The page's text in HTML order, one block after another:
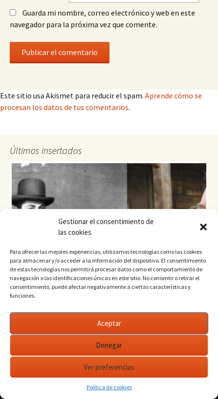
Gestionar el consentimiento de
las cookies
Para ofrecer las mejores experiencias, utilizamos tecnologías como las cookies
para almacenar y/o acceder a la información del dispositivo. El consentimiento
de estas tecnologías nos permitirá procesar datos como el comportamiento de
navegación o las identificaciones únicas en este sitio. No consentir o retirar el
consentimiento, puede afectar negativamente a ciertas características y
funciones.
Aceptar
Denegar
Ver preferencias
Política de cookies
Guarda mi nombre, correo electrónico y web en este
navegador para la próxima vez que comente.
Este sitio usa Akismet para reducir el spam. Aprende cómo se
procesan los datos de tus comentarios.
Últimos insertados
Previo
us
Next